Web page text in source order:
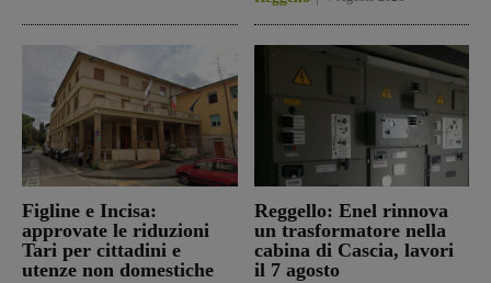
Figline e Incisa:
approvate le riduzioni
Tari per cittadini e
utenze non domestiche
Reggello: Enel rinnova
un trasformatore nella
cabina di Cascia, lavori
il 7 agosto